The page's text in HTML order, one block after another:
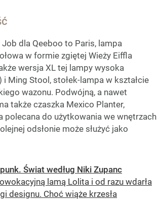
dla Qeeboo to Paris, lampa
w formie zgiętej Wieży Eiffla
wersja XL tej lampy wysoka
i Ming Stool, stołek-lampa w kształcie
wazonu. Podwójną, a nawet
także czaszka Mexico Planter,
polecana do użytkowania we wnętrzach
odsłonie może służyć jako
Świat według Niki Zupanc
lamą Lolita i od razu wdarła
designu. Choć wiąże krzesła